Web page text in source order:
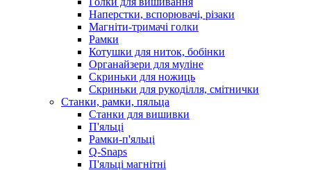
Наперстки, вспорювачі, різаки
Магніти-тримачі голки
Рамки
Котушки для ниток, бобінки
Органайзери для муліне
Скриньки для ножиць
Скриньки для рукоділля, смітнички
Станки, рамки, пяльца
Станки для вишивки
П'яльці
Рамки-п'яльці
Q-Snaps
П'яльці магнітні